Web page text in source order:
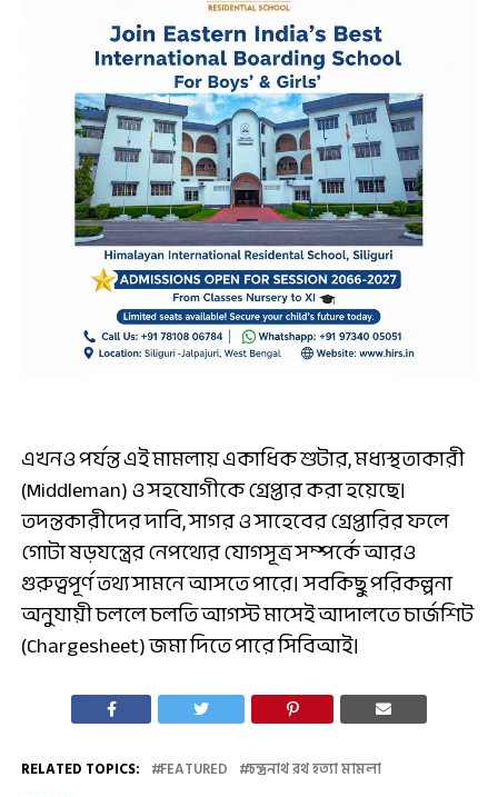
এখনও পর্যন্ত এই মামলায় একাধিক শুটার, মধ্যস্থতাকারী
(Middleman) ও সহযোগীকে গ্রেপ্তার করা হয়েছে।
তদন্তকারীদের দাবি, সাগর ও সাহেবের গ্রেপ্তারির ফলে
গোটা ষড়যন্ত্রের নেপথ্যের যোগসূত্র সম্পর্কে আরও
গুরুত্বপূর্ণ তথ্য সামনে আসতে পারে। সবকিছু পরিকল্পনা
অনুযায়ী চললে চলতি আগস্ট মাসেই আদালতে চার্জশিট
(Chargesheet) জমা দিতে পারে সিবিআই।
RELATED TOPICS: FEATURED চন্দ্রনাথ রথ হত্যা মামলা